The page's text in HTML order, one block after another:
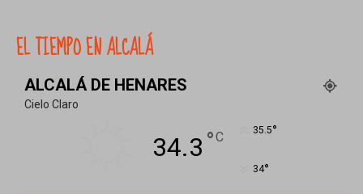
EL TIEMPO EN ALCALÁ
ALCALÁ DE HENARES
Cielo Claro
34.3 °C 35.5°
34°